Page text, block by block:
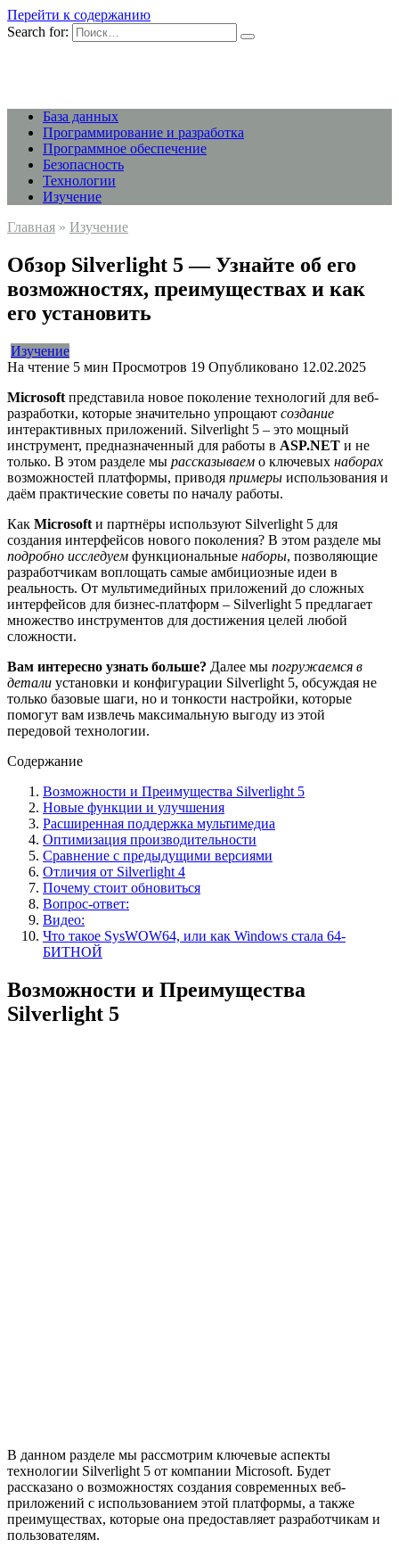
Перейти к содержанию
Search for:
База данных
Программирование и разработка
Программное обеспечение
Безопасность
Технологии
Изучение
Главная » Изучение
Обзор Silverlight 5 — Узнайте об его
возможностях, преимуществах и как
его установить
Изучение
На чтение 5 мин Просмотров 19 Опубликовано 12.02.2025
Microsoft представила новое поколение технологий для веб-
разработки, которые значительно упрощают создание
интерактивных приложений. Silverlight 5 – это мощный
инструмент, предназначенный для работы в ASP.NET и не
только. В этом разделе мы рассказываем о ключевых наборах
возможностей платформы, приводя примеры использования и
даём практические советы по началу работы.
Как Microsoft и партнёры используют Silverlight 5 для
создания интерфейсов нового поколения? В этом разделе мы
подробно исследуем функциональные наборы, позволяющие
разработчикам воплощать самые амбициозные идеи в
реальность. От мультимедийных приложений до сложных
интерфейсов для бизнес-платформ – Silverlight 5 предлагает
множество инструментов для достижения целей любой
сложности.
Вам интересно узнать больше? Далее мы погружаемся в
детали установки и конфигурации Silverlight 5, обсуждая не
только базовые шаги, но и тонкости настройки, которые
помогут вам извлечь максимальную выгоду из этой
передовой технологии.
Содержание
Возможности и Преимущества Silverlight 5
Новые функции и улучшения
Расширенная поддержка мультимедиа
Оптимизация производительности
Сравнение с предыдущими версиями
Отличия от Silverlight 4
Почему стоит обновиться
Вопрос-ответ:
Видео:
Что такое SysWOW64, или как Windows стала 64-
БИТНОЙ
Возможности и Преимущества
Silverlight 5
В данном разделе мы рассмотрим ключевые аспекты
технологии Silverlight 5 от компании Microsoft. Будет
рассказано о возможностях создания современных веб-
приложений с использованием этой платформы, а также
преимуществах, которые она предоставляет разработчикам и
пользователям.